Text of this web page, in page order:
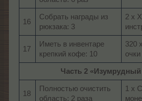
16
Собрать награды из
рюкзака: 3
2 х
17
Иметь в инвентаре
крепкий кофе: 10
320
Часть 2 «Изумрудный
18
Полностью очистить
область: 2 раза
1 х